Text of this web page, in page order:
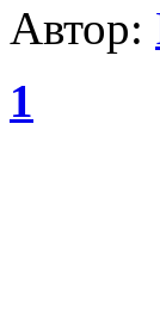
Автор:
1